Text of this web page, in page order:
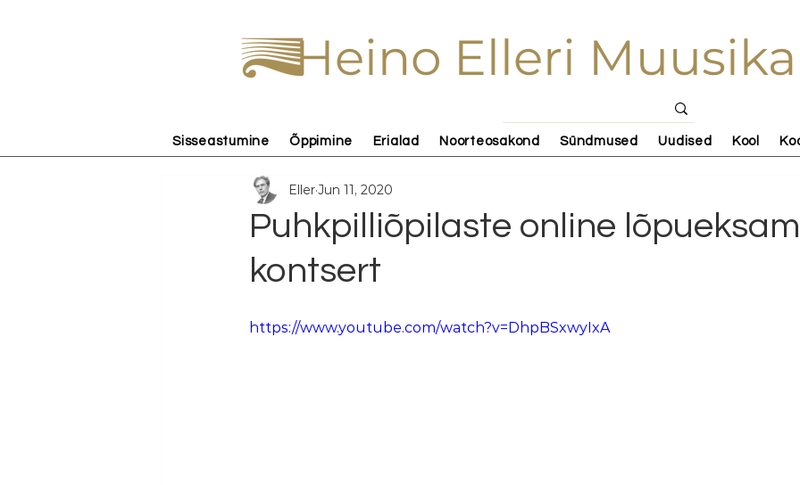
Heino Elleri
Sisseastumine Õppimine Erialad Noorteosakond Sündmused Uudised Kool
Puhkpilliõpilaste online
kontsert
EllerJun 11, 2020
https://www.youtube.com/watch?v=DhpBSxwyIxA